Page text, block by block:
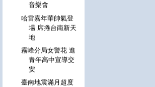
音樂會
哈雷嘉年華帥氣登
場 席捲台南新天
地
霧峰分局女警花 進
青年高中宣導交
安
臺南地震滿月超度